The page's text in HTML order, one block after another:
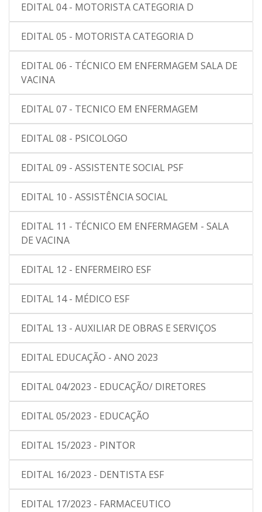
EDITAL 04 - MOTORISTA CATEGORIA D
EDITAL 05 - MOTORISTA CATEGORIA D
EDITAL 06 - TÉCNICO EM ENFERMAGEM SALA DE
VACINA
EDITAL 07 - TECNICO EM ENFERMAGEM
EDITAL 08 - PSICOLOGO
EDITAL 09 - ASSISTENTE SOCIAL PSF
EDITAL 10 - ASSISTÊNCIA SOCIAL
EDITAL 11 - TÉCNICO EM ENFERMAGEM - SALA
DE VACINA
EDITAL 12 - ENFERMEIRO ESF
EDITAL 14 - MÉDICO ESF
EDITAL 13 - AUXILIAR DE OBRAS E SERVIÇOS
EDITAL EDUCAÇÃO - ANO 2023
EDITAL 04/2023 - EDUCAÇÃO/ DIRETORES
EDITAL 05/2023 - EDUCAÇÃO
EDITAL 15/2023 - PINTOR
EDITAL 16/2023 - DENTISTA ESF
EDITAL 17/2023 - FARMACEUTICO